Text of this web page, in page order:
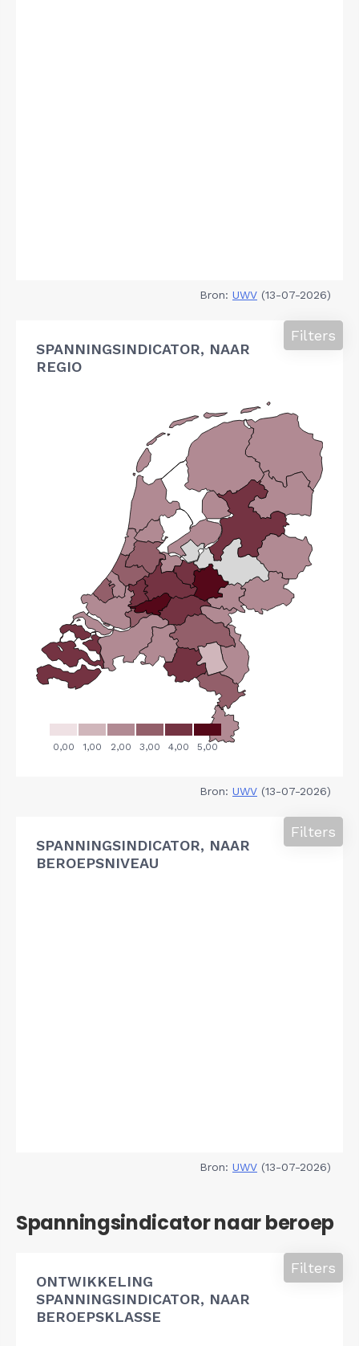
Bron: UWV (13-07-2026)
SPANNINGSINDICATOR, NAAR
REGIO
Filters
Bron: UWV (13-07-2026)
SPANNINGSINDICATOR, NAAR
BEROEPSNIVEAU
Filters
Bron: UWV (13-07-2026)
Spanningsindicator naar beroep
ONTWIKKELING
SPANNINGSINDICATOR, NAAR
BEROEPSKLASSE
Filters